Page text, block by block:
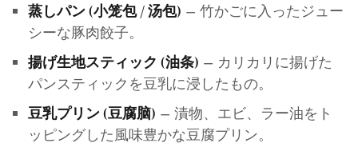
蒸しパン (小笼包 / 汤包) – 竹かごに入ったジュー
シーな豚肉餃子。
揚げ生地スティック (油条) – カリカリに揚げた
パンスティックを豆乳に浸したもの。
豆乳プリン (豆腐脑) – 漬物、エビ、ラー油をト
ッピングした風味豊かな豆腐プリン。